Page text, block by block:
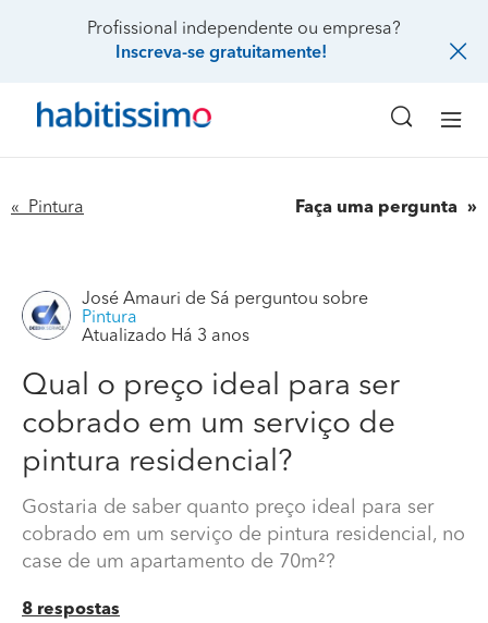
Profissional independente ou empresa?
Inscreva-se gratuitamente!
« Pintura Faça uma pergunta
Qual o preço ideal para ser cobrado em um serviço de
pintura residencial?
Gostaria de saber quanto preço ideal para ser cobrado
em um serviço de pintura residencial, no case de um
apartamento de 70m²?
José Amauri de Sá perguntou sobre
Pintura
Atualizado Há 3 anos
Qual o preço ideal para ser
cobrado em um serviço de
pintura residencial?
Gostaria de saber quanto preço ideal para ser
cobrado em um serviço de pintura residencial, no
case de um apartamento de 70m²?
8 respostas